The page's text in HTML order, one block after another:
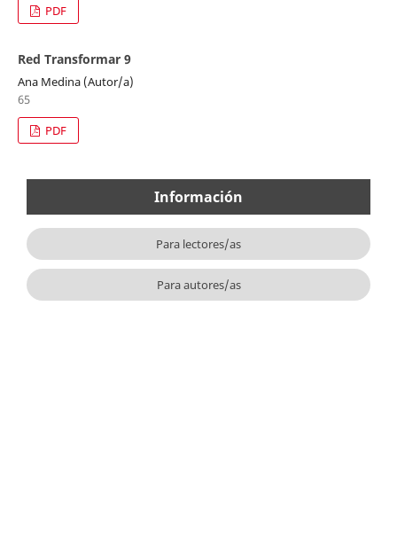
PDF
Red Transformar 9
Ana Medina (Autor/a)
65
PDF
Información
Para lectores/as
Para autores/as